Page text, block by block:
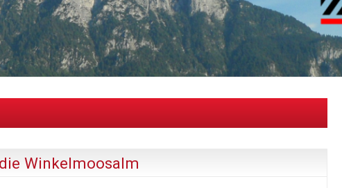
Winkelmoosalm